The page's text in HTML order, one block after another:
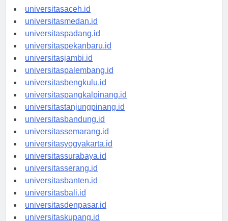
universitasaceh.id
universitasmedan.id
universitaspadang.id
universitaspekanbaru.id
universitasjambi.id
universitaspalembang.id
universitasbengkulu.id
universitaspangkalpinang.id
universitastanjungpinang.id
universitasbandung.id
universitassemarang.id
universitasyogyakarta.id
universitassurabaya.id
universitasserang.id
universitasbanten.id
universitasbali.id
universitasdenpasar.id
universitaskupang.id